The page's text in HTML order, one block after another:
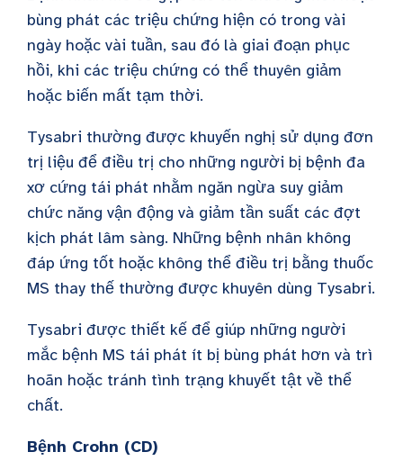
bùng phát các triệu chứng hiện có trong vài
ngày hoặc vài tuần, sau đó là giai đoạn phục
hồi, khi các triệu chứng có thể thuyên giảm
hoặc biến mất tạm thời.
Tysabri thường được khuyến nghị sử dụng đơn
trị liệu để điều trị cho những người bị bệnh đa
xơ cứng tái phát nhằm ngăn ngừa suy giảm
chức năng vận động và giảm tần suất các đợt
kịch phát lâm sàng. Những bệnh nhân không
đáp ứng tốt hoặc không thể điều trị bằng thuốc
MS thay thế thường được khuyên dùng Tysabri.
Tysabri được thiết kế để giúp những người
mắc bệnh MS tái phát ít bị bùng phát hơn và trì
hoãn hoặc tránh tình trạng khuyết tật về thể
chất.
Bệnh Crohn (CD)